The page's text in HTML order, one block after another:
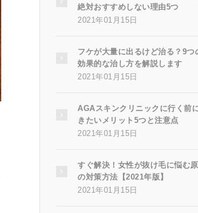
絶対おすすめしない理由5つ
2021年01月15日
フケが大量に出るけど治る？9つ
効果的な治し方を解説します
2021年01月15日
AGAスキンクリニックに行く前
きたいメリット5つと注意点
2021年01月15日
すぐ解決！女性が抜け毛に悩む
の対策方法【2021年版】
2021年01月15日